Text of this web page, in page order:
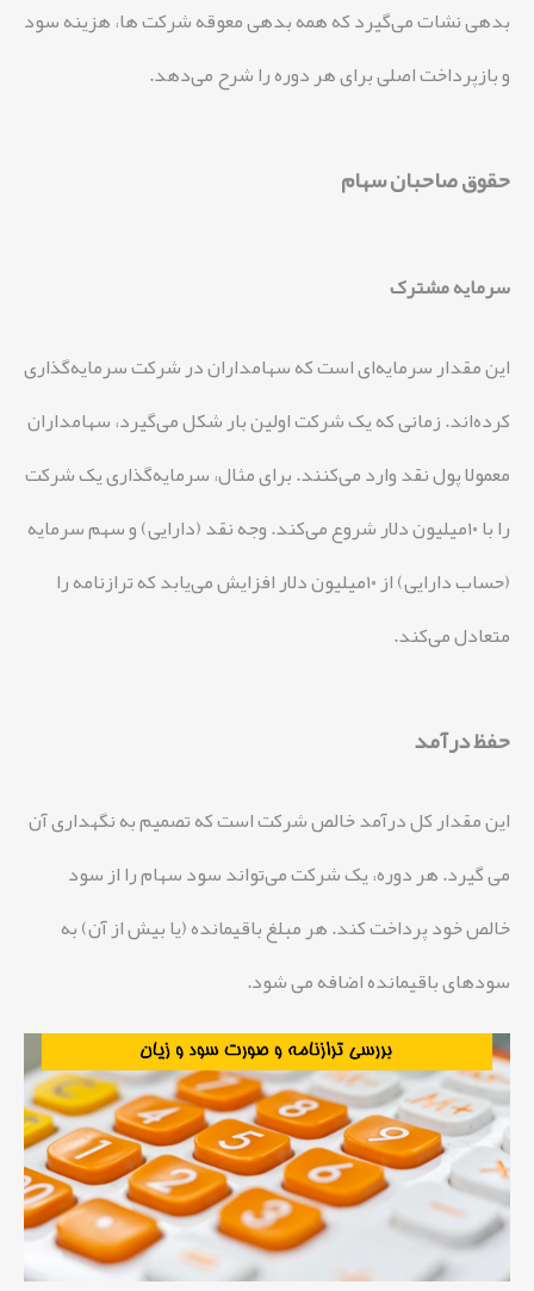
بدهی نشات می‌گیرد که همه بدهی معوقه شرکت ها، هزینه سود
و بازپرداخت اصلی برای هر دوره را شرح می‌دهد.
حقوق صاحبان سهام
سرمایه مشترک
این مقدار سرمایه‌ای است که سهامداران در شرکت سرمایه‌گذاری
کرده‌اند. زمانی که یک شرکت اولین بار شکل می‌گیرد، سهامداران
معمولا پول نقد وارد می‌کنند. برای مثال، سرمایه‌گذاری یک شرکت
را با ۱۰میلیون دلار شروع می‌کند. وجه نقد (دارایی) و سهم سرمایه
(حساب دارایی) از ۱۰میلیون دلار افزایش می‌یابد که ترازنامه را
متعادل می‌کند.
حفظ درآمد
این مقدار کل درآمد خالص شرکت است که تصمیم به نگهداری آن
می گیرد. هر دوره، یک شرکت می‌تواند سود سهام را از سود
خالص خود پرداخت کند. هر مبلغ باقیمانده (یا بیش از آن) به
سودهای باقیمانده اضافه می شود.